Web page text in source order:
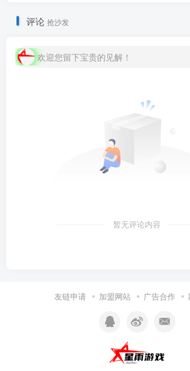
评论 抢沙发
欢迎您留下宝贵的见解！
暂无评论内容
友链申请 加盟网站 广告合作